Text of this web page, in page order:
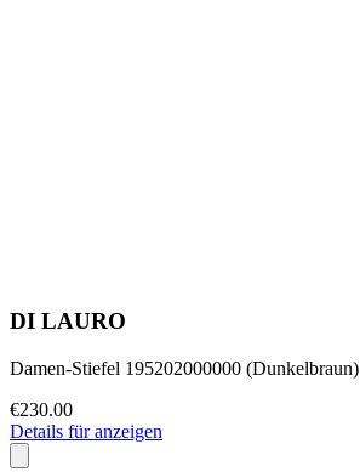
DI LAURO
Damen-Stiefel 195202000000 (Dunkelbraun)
€230.00
Details für anzeigen